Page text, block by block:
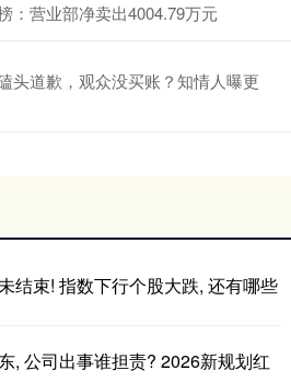
：营业部净卖出4004.79万元
头道歉，观众没买账？知情人曝更
结束! 指数下行个股大跌, 还有哪些
, 公司出事谁担责? 2026新规划红